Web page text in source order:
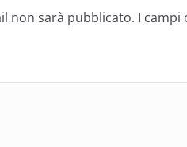
non sarà pubblicato. I campi